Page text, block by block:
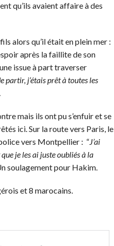
qu’ils avaient affaire à des
alors qu’il était en plein mer :
après la faillite de son
issue à part traverser
partir, j’étais prêt à toutes les
mais ils ont pu s’enfuir et se
ici. Sur la route vers Paris, le
vers Montpellier : “J’ai
je les ai juste oubliés à la
soulagement pour Hakim.
et 8 marocains.